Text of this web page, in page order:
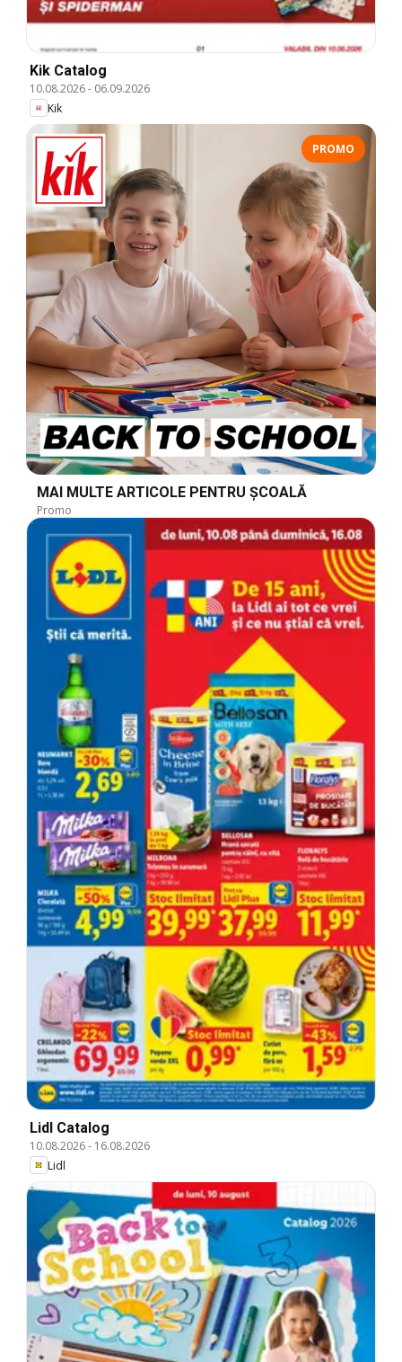
Kik Catalog
10.08.2026- 06.09.2026
Kik
PROMO
MAI MULTE ARTICOLE PENTRU ȘCOALĂ
Promo
Lidl Catalog
10.08.2026- 16.08.2026
Lidl